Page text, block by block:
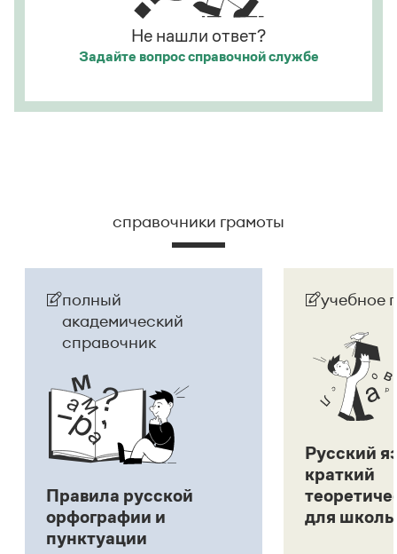
Не нашли ответ?
Задайте вопроссправочной службе
справочники грамоты
полный
академический
справочник
Правила русской
орфографии и
пунктуации
учебное
Русский
краткий
для